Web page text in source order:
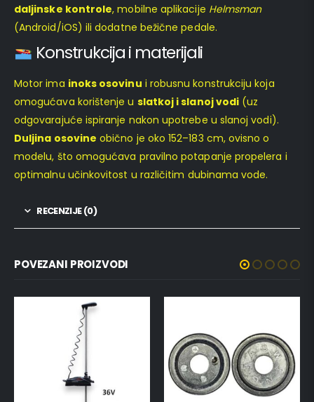
daljinske kontrole, mobilne aplikacije Helmsman
(Android/iOS) ili dodatne bežične pedale.
Konstrukcija i materijali
Motor ima inoks osovinu i robusnu konstrukciju koja
omogućava korištenje u slatkoj i slanoj vodi (uz
odgovarajuće ispiranje nakon upotrebe u slanoj vodi).
Duljina osovine obično je oko 152–183 cm, ovisno o
modelu, što omogućava pravilno potapanje propelera i
optimalnu učinkovitost u različitim dubinama vode.
RECENZIJE (0)
POVEZANI PROIZVODI